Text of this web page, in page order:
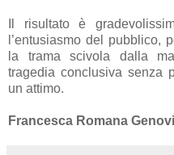
Il risultato è
l’entusiasmo del pubblico,
la trama scivola dalla
tragedia conclusiva senza
un attimo.
Francesca Romana